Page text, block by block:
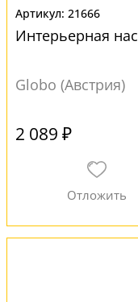
21666
Интерьерная
Globo (Австрия)
2 089 ₽